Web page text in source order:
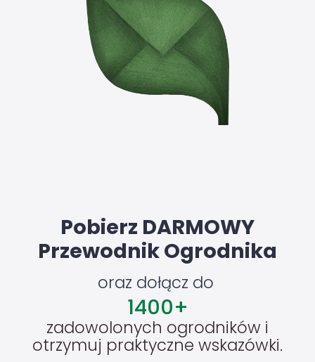
Pobierz DARMOWY
Przewodnik Ogrodnika
oraz dołącz do
zadowolonych ogrodników i
otrzymuj praktyczne wskazówki.
1400+